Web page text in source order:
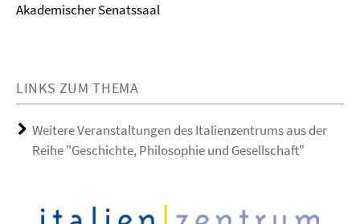
Akademischer Senatssaal
LINKS ZUM THEMA
Weitere Veranstaltungen des Italienzentrums aus der
Reihe "Geschichte, Philosophie und Gesellschaft"